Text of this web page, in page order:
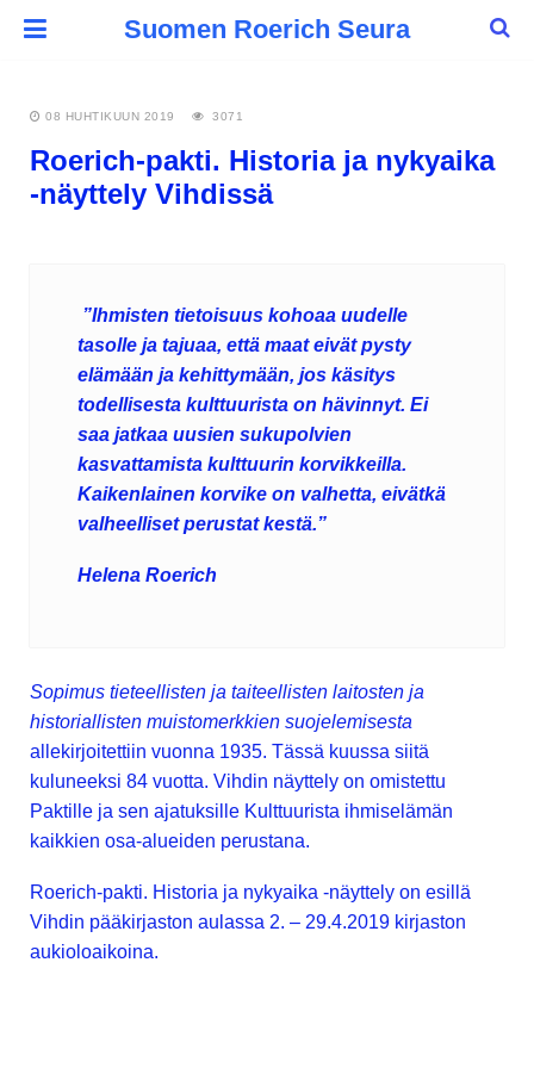
Suomen Roerich Seura
08 HUHTIKUUN 2019 3071
Roerich-pakti. Historia ja nykyaika
-näyttely Vihdissä
”Ihmisten tietoisuus kohoaa uudelle
tasolle ja tajuaa, että maat eivät pysty
elämään ja kehittymään, jos käsitys
todellisesta kulttuurista on hävinnyt. Ei
saa jatkaa uusien sukupolvien
kasvattamista kulttuurin korvikkeilla.
Kaikenlainen korvike on valhetta, eivätkä
valheelliset perustat kestä.”
Helena Roerich
Sopimus tieteellisten ja taiteellisten laitosten ja
historiallisten muistomerkkien suojelemisesta
allekirjoitettiin vuonna 1935. Tässä kuussa siitä
kuluneeksi 84 vuotta. Vihdin näyttely on omistettu
Paktille ja sen ajatuksille Kulttuurista ihmiselämän
kaikkien osa-alueiden perustana.
Roerich-pakti. Historia ja nykyaika -näyttely on esillä
Vihdin pääkirjaston aulassa 2. – 29.4.2019 kirjaston
aukioloaikoina.